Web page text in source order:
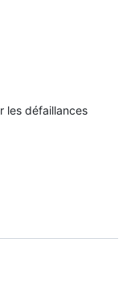
les défaillances